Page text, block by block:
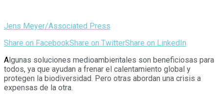
Jens Meyer/Associated Press
Share on FacebookShare on TwitterShare on LinkedIn
Algunas soluciones medioambientales son beneficiosas para
todos, ya que ayudan a frenar el calentamiento global y
protegen la biodiversidad. Pero otras abordan una crisis a
expensas de la otra.